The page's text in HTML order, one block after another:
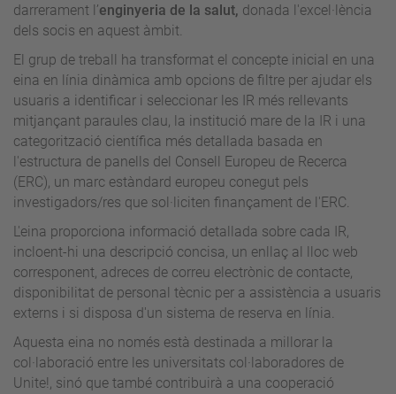
darrerament l’enginyeria de la salut, donada l'excel·lència
dels socis en aquest àmbit.
El grup de treball ha transformat el concepte inicial en una
eina en línia dinàmica amb opcions de filtre per ajudar els
usuaris a identificar i seleccionar les IR més rellevants
mitjançant paraules clau, la institució mare de la IR i una
categorització científica més detallada basada en
l'estructura de panells del Consell Europeu de Recerca
(ERC), un marc estàndard europeu conegut pels
investigadors/res que sol·liciten finançament de l'ERC.
L'eina proporciona informació detallada sobre cada IR,
incloent-hi una descripció concisa, un enllaç al lloc web
corresponent, adreces de correu electrònic de contacte,
disponibilitat de personal tècnic per a assistència a usuaris
externs i si disposa d'un sistema de reserva en línia.
Aquesta eina no només està destinada a millorar la
col·laboració entre les universitats col·laboradores de
Unite!, sinó que també contribuirà a una cooperació